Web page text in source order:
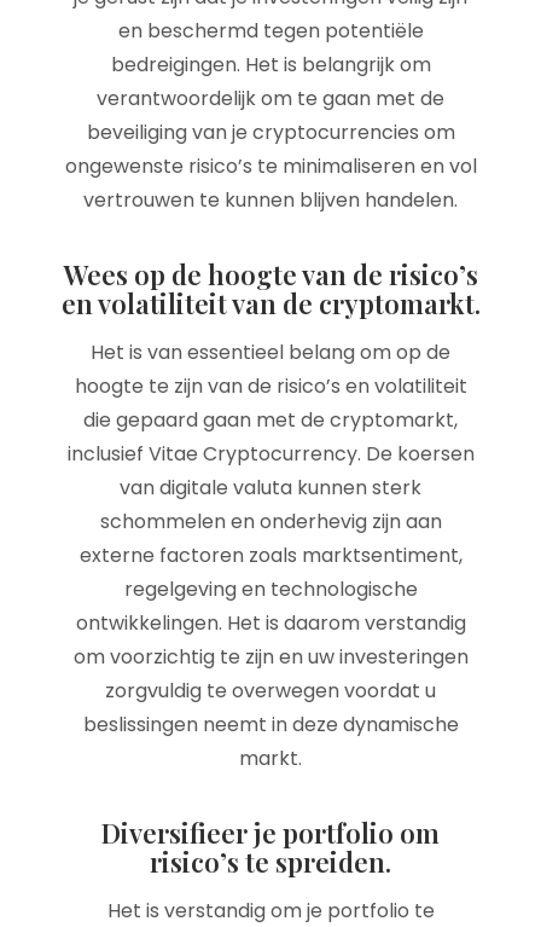
en beschermd tegen potentiële
bedreigingen. Het is belangrijk om
verantwoordelijk om te gaan met de
beveiliging van je cryptocurrencies om
ongewenste risico’s te minimaliseren en vol
vertrouwen te kunnen blijven handelen.
Wees op de hoogte van de risico’s
en volatiliteit van de cryptomarkt.
Het is van essentieel belang om op de
hoogte te zijn van de risico’s en volatiliteit
die gepaard gaan met de cryptomarkt,
inclusief Vitae Cryptocurrency. De koersen
van digitale valuta kunnen sterk
schommelen en onderhevig zijn aan
externe factoren zoals marktsentiment,
regelgeving en technologische
ontwikkelingen. Het is daarom verstandig
om voorzichtig te zijn en uw investeringen
zorgvuldig te overwegen voordat u
beslissingen neemt in deze dynamische
markt.
Diversifieer je portfolio om
risico’s te spreiden.
Het is verstandig om je portfolio te